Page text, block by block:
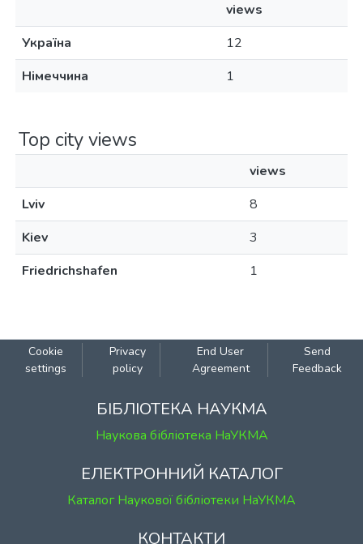
views
Україна
12
Німеччина
1
Top city views
views
Lviv
8
Kiev
3
Friedrichshafen
1
Cookie
settings
Privacy
policy
End User
Agreement
Send
Feedback
БІБЛІОТЕКА НАУКМА
Наукова бібліотека НаУКМА
ЕЛЕКТРОННИЙ КАТАЛОГ
Каталог Наукової бібліотеки НаУКМА
КОНТАКТИ